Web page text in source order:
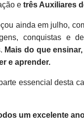
e três Auxiliares
ainda em julho,
conquistas e
Mais do que
e aprender.
essencial desta
um excelente